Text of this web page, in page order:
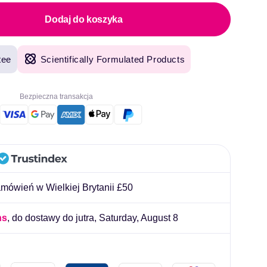
Dodaj do koszyka
Scientifically Formulated Products
Bezpieczna transakcja
w Wielkiej Brytanii £50
, do dostawy do jutra, Saturday, August 8